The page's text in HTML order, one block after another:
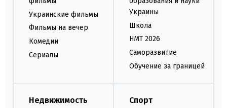
Украинские фильмы
Фильмы на вечер
Комедии
Сериалы
Украины
Школа
НМТ 2026
Саморазвитие
Обучение за границей
Недвижимость Спорт